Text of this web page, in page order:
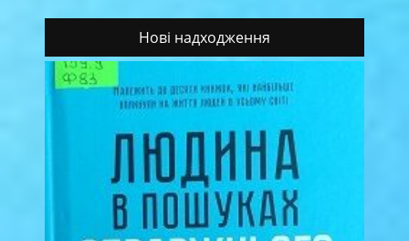
Нові надходження